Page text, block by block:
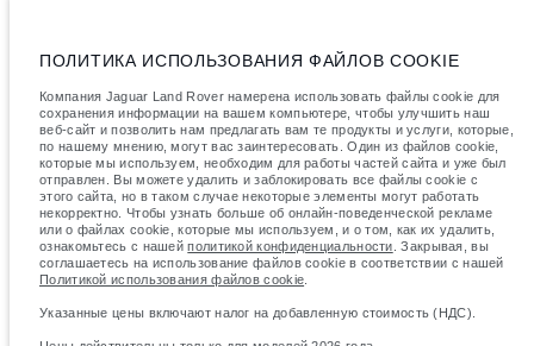
изменены без предварительного уведомления. Пожалуйста, свяжитесь
с вашим местным дилером, чтобы узнать о наличии и ценах в вашем
Указанные значения массы соответствуют автомобилю в стандартной
комплектации. Аксессуары и другие элементы, установленные после
процесса производства автомобиля, влияют на полезную нагрузку.
Следите, чтобы полная разрешенная масса автомобиля и
максимальные нагрузки на оси не были превышены, когда к массе
самого автомобиля добавляется совокупный вес установленных
аксессуаров, пассажиров, рабочих жидкостей, топлива, а также
полезная нагрузка.
важное примечание в отношений изображений и спецификаций.В
настоящее время в мире наблюдается дефицит полупроводников,
который оказывает влияние на спецификации производимых
сроки производства. Ситуация меняется очень быстро. Поэтому
ПОЛИТИКА ИСПОЛЬЗОВАНИЯ ФАЙЛОВ COOKIE
Компания Jaguar Land Rover намерена использовать файлы cookie для
сохранения информации на вашем компьютере, чтобы улучшить наш
веб-сайт и позволить нам предлагать вам те продукты и услуги, которые,
по нашему мнению, могут вас заинтересовать. Один из файлов cookie,
которые мы используем, необходим для работы частей сайта и уже был
отправлен. Вы можете удалить и заблокировать все файлы cookie с
этого сайта, но в таком случае некоторые элементы могут работать
некорректно. Чтобы узнать больше об онлайн-поведенческой рекламе
или о файлах cookie, которые мы используем, и о том, как их удалить,
ознакомьтесь с нашейполитикой конфиденциальности . Закрывая, вы
соглашаетесь на использование файлов cookie в соответствии с нашей
Политикой использования файлов cookie
Указанные цены включают налог на добавленную стоимость (НДС).